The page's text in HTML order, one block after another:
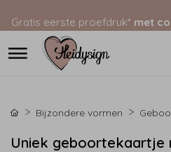
Gratis eerste proefdruk* met
Bijzondere vormen
Uniek geboortekaartje